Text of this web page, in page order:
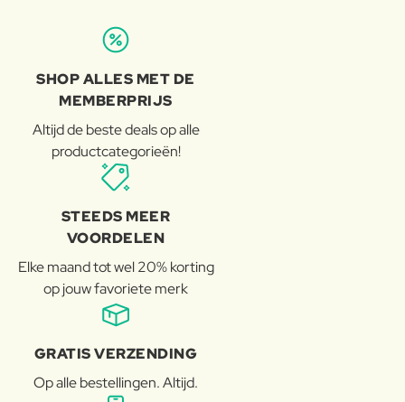
SHOP ALLES MET DE
MEMBERPRIJS
Altijd de beste deals op alle
productcategorieën!
STEEDS MEER
VOORDELEN
Elke maand tot wel 20% korting
op jouw favoriete merk
GRATIS VERZENDING
Op alle bestellingen. Altijd.